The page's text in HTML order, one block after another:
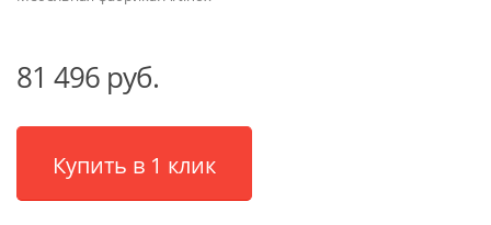
81 496 руб.
Купить в 1 клик